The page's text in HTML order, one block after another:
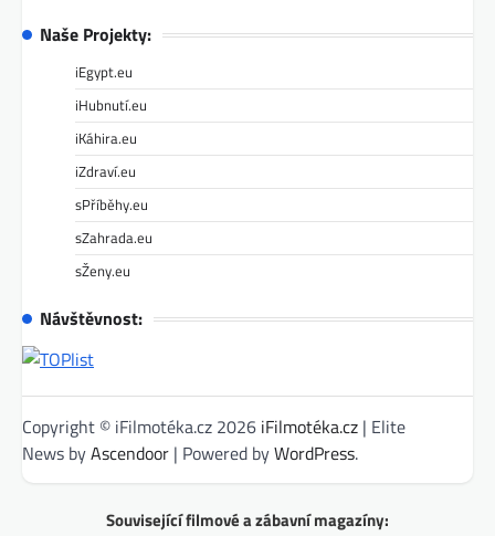
Naše Projekty:
iEgypt.eu
iHubnutí.eu
iKáhira.eu
iZdraví.eu
sPříběhy.eu
sZahrada.eu
sŽeny.eu
Návštěvnost:
Copyright © iFilmotéka.cz 2026 iFilmotéka.cz | Elite
News byAscendoor | Powered byWordPress.
Související filmové a zábavní magazíny: